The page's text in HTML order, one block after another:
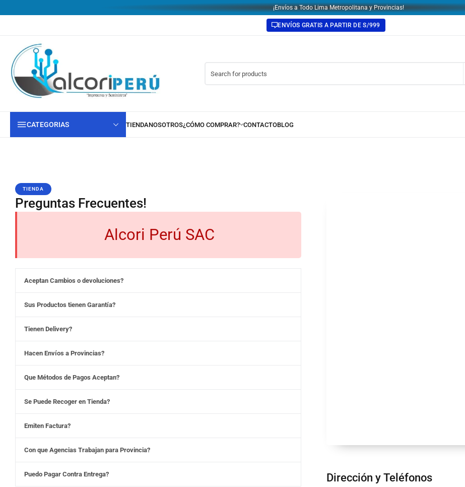
¡Envíos a Todo Lima Metropolitana y Provincias!
ENVÍOS GRATIS A PARTIR DE S/999
CATEGORIAS
TIENDA
Preguntas Frecuentes!
Alcori Perú SAC
Aceptan Cambios o devoluciones?
Sus Productos tienen Garantía?
Tienen Delivery?
Hacen Envíos a Provincias?
Que Métodos de Pagos Aceptan?
Se Puede Recoger en Tienda?
Emiten Factura?
Con que Agencias Trabajan para Provincia?
Puedo Pagar Contra Entrega? Dirección y Teléfonos